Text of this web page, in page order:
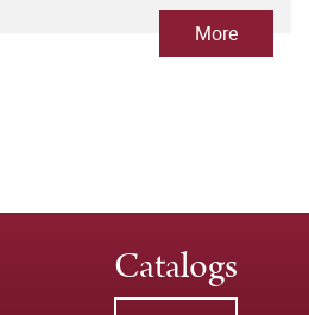
More
Catalogs